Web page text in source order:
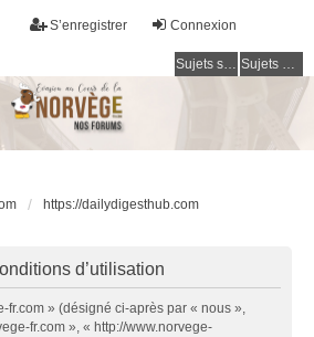
Connexion
S’enregistrer
Sujets sans réponse Sujets actifs
https://dailydigesthub.com
d’utilisation
fr.com » (désigné ci-après par « nous »,
fr.com », « http://www.norvege-